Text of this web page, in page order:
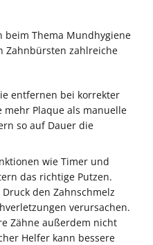
beim Thema Mundhygiene
Zahnbürsten zahlreiche
entfernen bei korrekter
Plaque als manuelle
so auf Dauer die
wie Timer und
das richtige Putzen.
den Zahnschmelz
verursachen.
Zähne außerdem nicht
Helfer kann bessere